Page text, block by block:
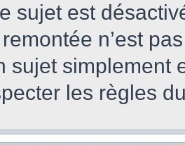
sujet est
n’est
sujet simplement
les règles